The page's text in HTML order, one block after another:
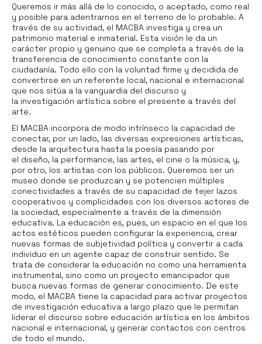
Queremos ir más allá de lo conocido, o aceptado, como real
y posible para adentrarnos en el terreno de lo probable. A
través de su actividad, el MACBA investiga y crea un
patrimonio material e inmaterial. Esta visión le da un
carácter propio y genuino que se completa a través de la
transferencia de conocimiento constante con la
ciudadanía. Todo ello con la voluntad firme y decidida de
convertirse en un referente local, nacional e internacional
que nos sitúa a la vanguardia del discurso y
la investigación artística sobre el presente a través del
arte.
El MACBA incorpora de modo intrínseco la capacidad de
conectar, por un lado, las diversas expresiones artísticas,
desde la arquitectura hasta la poesía pasando por
el diseño, la performance, las artes, el cine o la música, y,
por otro, los artistas con los públicos. Queremos ser un
museo donde se produzcan y se potencien múltiples
conectividades a través de su capacidad de tejer lazos
cooperativos y complicidades con los diversos actores de
la sociedad, especialmente a través de la dimensión
educativa. La educación es, pues, un espacio en el que los
actos estéticos pueden configurar la experiencia, crear
nuevas formas de subjetividad política y convertir a cada
individuo en un agente capaz de construir sentido. Se
trata de considerar la educación no como una herramienta
instrumental, sino como un proyecto emancipador que
busca nuevas formas de generar conocimiento. De este
modo, el MACBA tiene la capacidad para activar proyectos
de investigación educativa a largo plazo que le permitan
liderar el discurso sobre educación artística en los ámbitos
nacional e internacional, y generar contactos con centros
de todo el mundo.